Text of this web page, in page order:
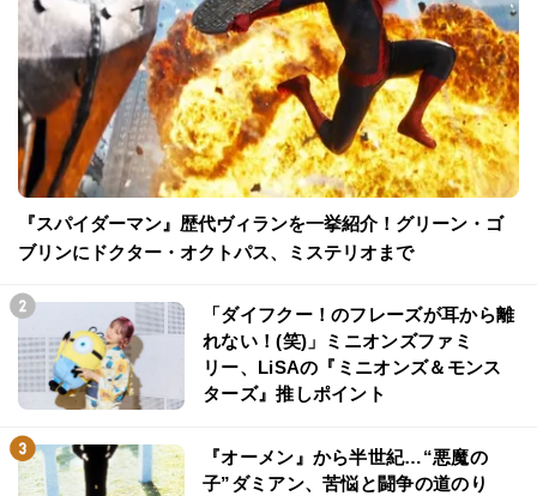
『スパイダーマン』歴代ヴィランを一挙紹介！グリーン・ゴ
ブリンにドクター・オクトパス、ミステリオまで
「ダイフクー！のフレーズが耳から離
れない！(笑)」ミニオンズファミ
リー、LiSAの『ミニオンズ＆モンス
ターズ』推しポイント
『オーメン』から半世紀…“悪魔の
子”ダミアン、苦悩と闘争の道のり